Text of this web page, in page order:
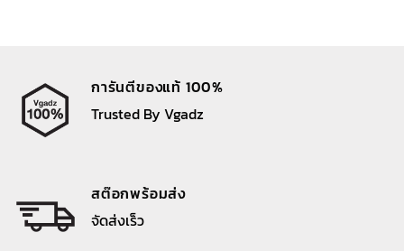
การันตีของแท้ 100%
Trusted By Vgadz
สต๊อกพร้อมส่ง
จัดส่งเร็ว